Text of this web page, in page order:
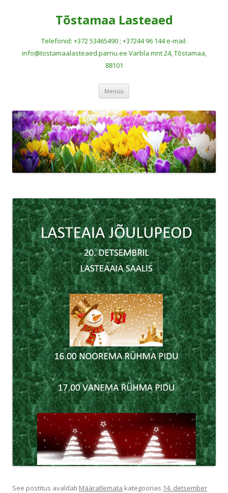
Tõstamaa Lasteaed
Telefonid: +372 53465490 ; +37244 96 144 e-mail:
info@tostamaalasteaed.parnu.ee Varbla mnt 24, Tõstamaa,
88101
Menüü
See postitus avaldati Määratlemata kategoorias 14. detsember